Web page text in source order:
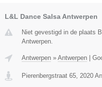
L&L Dance Salsa Antwerpen
Niet gevestigd in de plaats
Antwerpen.
Antwerpen » Antwerpen
Pierenbergstraat 65, 2020